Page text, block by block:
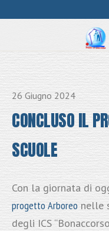
26 Giugno 2024
CONCLUSO IL
SCUOLE
Con la giornata di
progetto Arboreo nelle
degli ICS